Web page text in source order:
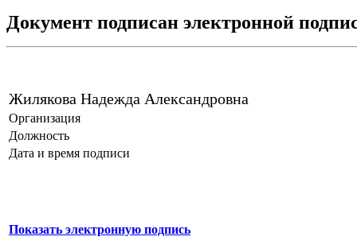
Документ подписан электронной
Жилякова Надежда Александровна
Организация
Должность
Дата и время подписи
Показать электронную подпись